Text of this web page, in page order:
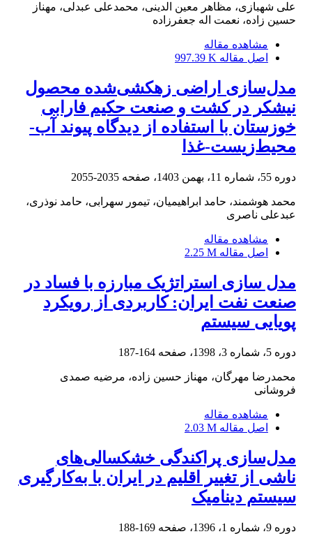
علی شهبازی، مظاهر معین الدینی، محمدعلی عبدلی، مهناز
حسین زاده، نعمت اله جعفرزاده
مشاهده مقاله
اصل مقاله 997.39 K
مدل‌سازی اراضی زهکشی‌شده محصول
نیشکر در کشت و صنعت حکیم فارابی
خوزستان با استفاده از دیدگاه پیوند آب-
محیط‌زیست-غذا
دوره 55، شماره 11، بهمن 1403، صفحه 2035-2055
محمد هوشمند، حامد ابراهیمیان، تیمور سهرابی، حامد نوذری،
عبدعلی ناصری
مشاهده مقاله
اصل مقاله 2.25 M
مدل سازی استراتژیک مبارزه با فساد در
صنعت نفت ایران: کاربردی از رویکرد
پویایی سیستم
دوره 5، شماره 3، 1398، صفحه 164-187
محمدرضا مهرگان، مهناز حسین زاده، مرضیه صمدی
فروشانی
مشاهده مقاله
اصل مقاله 2.03 M
مدل‌سازی پراکندگی خشکسالی‌های
ناشی از تغییر اقلیم در ایران با به‌کارگیری
سیستم دینامیک
دوره 9، شماره 1، 1396، صفحه 169-188